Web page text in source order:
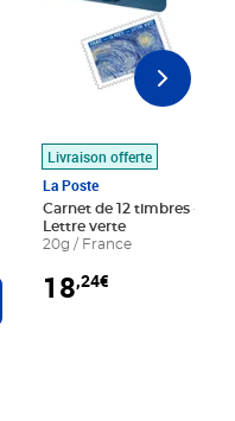
au panier
Livraison offerte
La Poste
Carnet de 12 timbres - Le
Lettre verte
20g / France
18,24€